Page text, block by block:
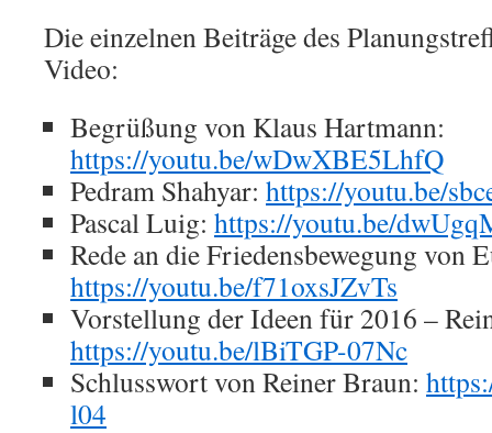
Die einzelnen Beiträge des
Video:
Begrüßung von Klaus Hartmann:
https://youtu.be/wDwXBE5LhfQ
Pedram Shahyar: https://youtu.be/
Pascal Luig: https://youtu.be/
Rede an die Friedensbewegung von
https://youtu.be/f71oxsJZvTs
Vorstellung der Ideen für 2016 –
https://youtu.be/lBiTGP-07Nc
Schlusswort von Reiner Braun:
l04